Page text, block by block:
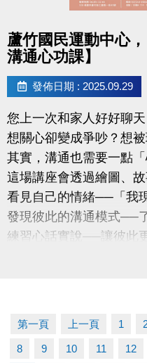
蘆竹國民運動中心
溝通心功課】
發佈日期 : 2025.09.29
您上一次和家人好好聊
想關心卻變成爭吵？想
其實，溝通也需要一點「
這場講座會透過繪圖、
看見自己的情緒──「我
發現彼此的溝通模式──
練習心話實說──讓彼此
講師：陳嘉昀｜尼思湖
（桃園市蘆竹區仁愛路一
公益免費講座
第一頁 上一頁 1
8 9 10 11 12